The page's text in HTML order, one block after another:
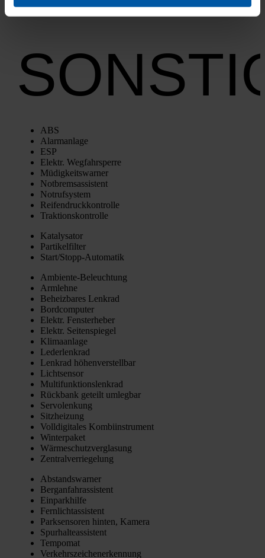
ABS
Alarm­an­la­ge
ESP
Elektr. Weg­fahr­sper­re
Müdig­keits­war­ner
Not­brems­as­sis­tent
Not­ruf­sys­tem
Rei­fen­druck­kon­trol­le
Trak­ti­ons­kon­trol­le
Kata­ly­sa­tor
Par­ti­kel­fil­ter
Star­t/­Stopp-Auto­ma­tik
Ambi­en­te-Beleuch­tung
Arm­leh­ne
Beheiz­ba­res Lenk­rad
Bord­com­pu­ter
Elektr. Fens­ter­he­ber
Elektr. Sei­ten­spie­gel
Kli­ma­an­la­ge
Leder­lenk­rad
Lenk­rad höhen­ver­stell­bar
Licht­sen­sor
Mul­ti­funk­ti­ons­lenk­rad
Rück­bank geteilt umleg­bar
Ser­vo­len­kung
Sitz­hei­zung
Voll­di­gi­ta­les Kom­bi­in­stru­ment
Win­ter­pa­ket
Wär­me­schutz­ver­gla­sung
Zen­tral­ver­rie­ge­lung
Abstands­war­ner
Berg­an­fahr­as­sis­tent
Ein­park­hil­fe
Fern­licht­as­sis­tent
Park­sen­so­ren hin­ten, Kame­ra
Spur­hal­te­as­sis­tent
Tem­po­mat
Ver­kehrs­zei­chen­er­ken­nung